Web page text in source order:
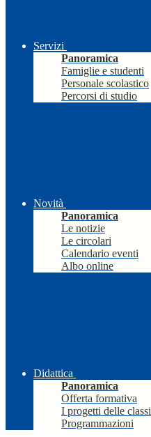
Servizi
Panoramica
Famiglie e studenti
Personale scolastico
Percorsi di studio
Novità
Panoramica
Le notizie
Le circolari
Calendario eventi
Albo online
Didattica
Panoramica
Offerta formativa
I progetti delle classi
Programmazioni